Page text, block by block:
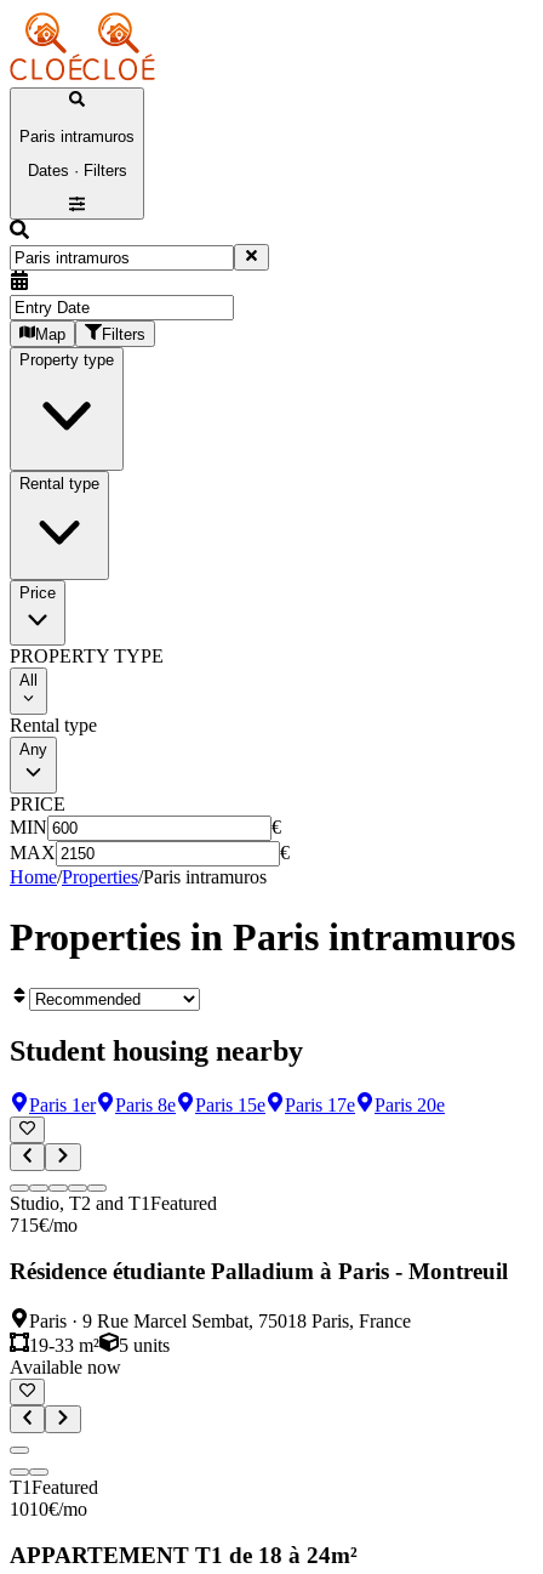
Paris intramuros
Dates · Filters
Map
Filters
Property type
Rental type
Price
PROPERTY TYPE
All
Rental type
Any
PRICE
MIN
€
MAX
€
Home/Properties/Paris intramuros
Properties in Paris intramuros
Student housing nearby
Paris 1er Paris 8e Paris 15e Paris 17e Paris 20e
Studio, T2 and T1Featured
715€/mo
Résidence étudiante Palladium à Paris - Montreuil
Paris · 9 Rue Marcel Sembat, 75018 Paris, France
19-33 m²
5 units
Available now
T1Featured
1010€/mo
APPARTEMENT T1 de 18 à 24m²